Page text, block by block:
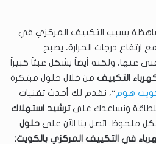
باهظة بسبب التكييف المركزي في
درجات الحرارة، يصبح
عنها، ولكنه أيضاً يشكل عبئاً كبيراً
التكييف من خلال حلول مبتكرة
هوم “، نقدم لك أحدث تقنيات
للطاقة ونساعدك علىترشيد استهلاك
ملحوظ. اتصل بنا الآن على حلول
في التكييف المركزي بالكويت: